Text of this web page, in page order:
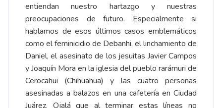
entiendan nuestro hartazgo y nuestras
preocupaciones de futuro. Especialmente si
hablamos de esos últimos casos emblemáticos
como el feminicidio de Debanhi, el linchamiento de
Daniel, el asesinato de los jesuitas Javier Campos
y Joaquín Mora en la iglesia del pueblo rarámuri de
Cerocahui (Chihuahua) y las cuatro personas
asesinadas a balazos en una cafetería en Ciudad
Juárez. Ojalá que al terminar estas líneas no